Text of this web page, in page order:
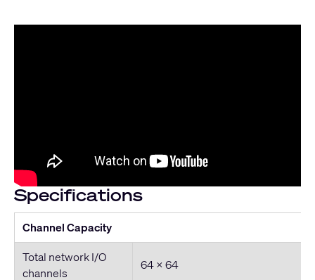
Specifications
Channel Capacity
Total network I/O
channels
64 x 64